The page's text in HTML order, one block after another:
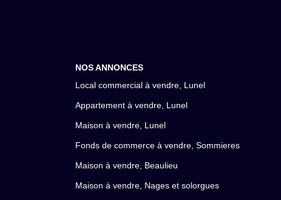
NOS ANNONCES
Local commercial à vendre, Lunel
Appartement à vendre, Lunel
Maison à vendre, Lunel
Fonds de commerce à vendre, Sommieres
Maison à vendre, Beaulieu
Maison à vendre, Nages et solorgues